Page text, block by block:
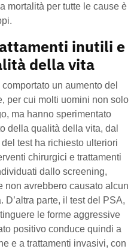
mortalità per tutte le cause è
inutili e
della vita
un aumento del
per cui molti uomini non solo
ma hanno sperimentato
della qualità della vita, dal
test ha richiesto ulteriori
chirurgici e trattamenti
dallo screening,
non avrebbero causato alcun
parte, il test del PSA,
le forme aggressive
positivo conduce quindi a
e a trattamenti invasivi, con